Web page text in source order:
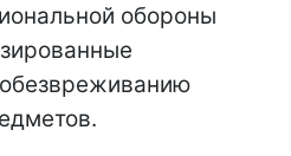
обороны